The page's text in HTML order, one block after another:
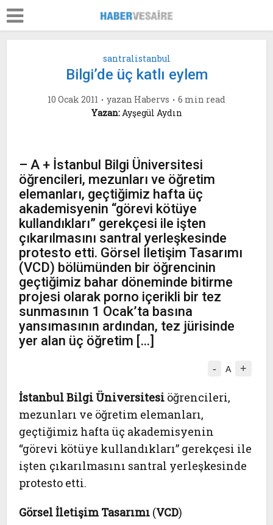
santralistanbul
Bilgi’de üç katlı eylem
10 Ocak 2011 yazan Habervs
6 min read
Yazan:Ayşegül Aydın
– A + İstanbul Bilgi Üniversitesi
öğrencileri, mezunları ve öğretim
elemanları, geçtiğimiz hafta üç
akademisyenin “görevi kötüye
kullandıkları” gerekçesi ile işten
çıkarılmasını santral yerleşkesinde
protesto etti. Görsel İletişim Tasarımı
(VCD) bölümünden bir öğrencinin
geçtiğimiz bahar döneminde bitirme
projesi olarak porno içerikli bir tez
sunmasının 1 Ocak’ta basına
yansımasının ardından, tez jürisinde
yer alan üç öğretim […]
- A +
İstanbul Bilgi Üniversitesi öğrencileri,
mezunları ve öğretim elemanları,
geçtiğimiz hafta üç akademisyenin
“görevi kötüye kullandıkları” gerekçesi ile
işten çıkarılmasını santral yerleşkesinde
protesto etti.
Görsel İletişim Tasarımı (VCD)